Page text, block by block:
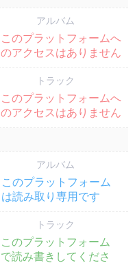
アルバム
このプラットフォームへ
のアクセスはありません
トラック
このプラットフォームへ
のアクセスはありません
アルバム
このプラットフォーム
は読み取り専用です
トラック
このプラットフォーム
で読み書きしてくださ